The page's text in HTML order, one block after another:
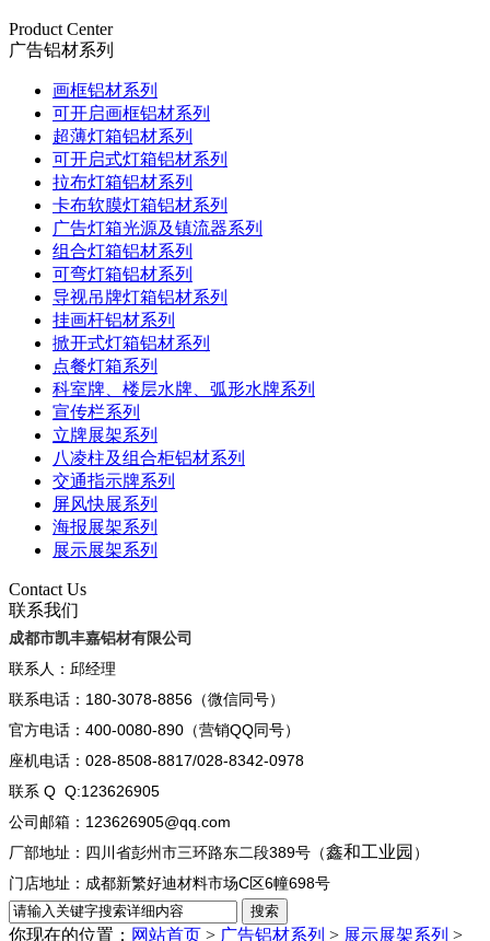
Product Center
广告铝材系列
画框铝材系列
可开启画框铝材系列
超薄灯箱铝材系列
可开启式灯箱铝材系列
拉布灯箱铝材系列
卡布软膜灯箱铝材系列
广告灯箱光源及镇流器系列
组合灯箱铝材系列
可弯灯箱铝材系列
导视吊牌灯箱铝材系列
挂画杆铝材系列
掀开式灯箱铝材系列
点餐灯箱系列
科室牌、楼层水牌、弧形水牌系列
宣传栏系列
立牌展架系列
八凌柱及组合柜铝材系列
交通指示牌系列
屏风快展系列
海报展架系列
展示展架系列
Contact Us
联系我们
成都市凯丰嘉铝材有限公司
联系人：邱经理
联系电话：180-3078-8856（微信同号）
官方电话：400-0080-890（营销QQ同号）
座机电话：028-8508-8817/028-8342-0978
联系 Q Q:123626905
公司邮箱：123626905@qq.com
厂部地址：四川省彭州市三环路东二段389号（鑫和工业园 ）
门店地址：成都新繁好迪材料市场C区6幢698号
你现在的位置： 网站首页 > 广告铝材系列 > 展示展架系列 >